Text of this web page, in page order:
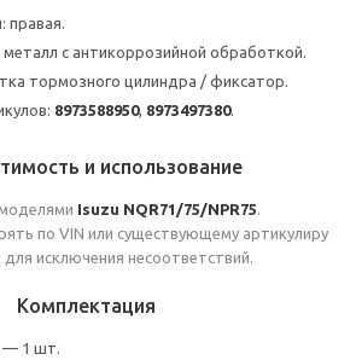
правая.
с антикоррозийной обработкой.
тормозного цилиндра / фиксатор.
8973588950, 8973497380.
и использование
Isuzu NQR71/75/NPR75.
по VIN или существующему артикулиру
исключения несоответствий.
Комплектация
— 1 шт.